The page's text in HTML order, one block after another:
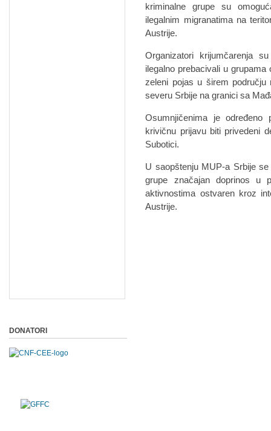
kriminalne grupe su
ilegalnim migranatima na
Austrije.
Organizatori krijumčarenja
ilegalno prebacivali u
zeleni pojas u širem
severu Srbije na granici sa
Osumnjičenima je
krivičnu prijavu biti privedeni
Subotici.
U saopštenju MUP-a Srbije
grupe značajan doprinos u
aktivnostima ostvaren kroz
Austrije.
DONATORI